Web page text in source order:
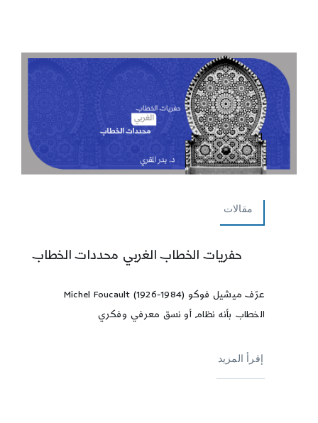
مقالات
حفريات الخطاب الغربي محددات الخطاب
عرّف ميشيل فوكو Michel Foucault (1926-1984)
الخطاب بأنه نظام أو نسق معرفي وفكري
إقرأ المزيد